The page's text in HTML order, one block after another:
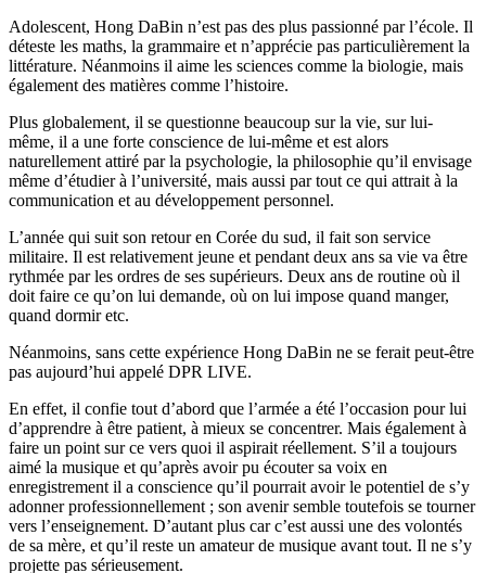
Adolescent, Hong DaBin n’est pas des plus passionné par l’école. Il
déteste les maths, la grammaire et n’apprécie pas particulièrement la
littérature. Néanmoins il aime les sciences comme la biologie, mais
également des matières comme l’histoire.
Plus globalement, il se questionne beaucoup sur la vie, sur lui-
même, il a une forte conscience de lui-même et est alors
naturellement attiré par la psychologie, la philosophie qu’il envisage
même d’étudier à l’université, mais aussi par tout ce qui attrait à la
communication et au développement personnel.
L’année qui suit son retour en Corée du sud, il fait son service
militaire. Il est relativement jeune et pendant deux ans sa vie va être
rythmée par les ordres de ses supérieurs. Deux ans de routine où il
doit faire ce qu’on lui demande, où on lui impose quand manger,
quand dormir etc.
Néanmoins, sans cette expérience Hong DaBin ne se ferait peut-être
pas aujourd’hui appelé DPR LIVE.
En effet, il confie tout d’abord que l’armée a été l’occasion pour lui
d’apprendre à être patient, à mieux se concentrer. Mais également à
faire un point sur ce vers quoi il aspirait réellement. S’il a toujours
aimé la musique et qu’après avoir pu écouter sa voix en
enregistrement il a conscience qu’il pourrait avoir le potentiel de s’y
adonner professionnellement ; son avenir semble toutefois se tourner
vers l’enseignement. D’autant plus car c’est aussi une des volontés
de sa mère, et qu’il reste un amateur de musique avant tout. Il ne s’y
projette pas sérieusement.